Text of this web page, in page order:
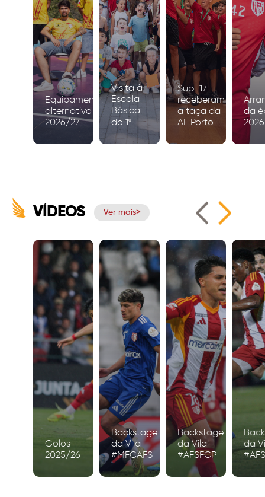
Equipamento
alternativo
2026/27
Visita à
Escola
Básica
do 1º
Ciclo de
Igreja
Sub-17
receberam
a taça da
AF Porto
da
VÍDEOS Ver mais
Golos
2025/26
Backstage
da Vila
#MFCAFS
Backstage
da Vila
#AFSFCP
da